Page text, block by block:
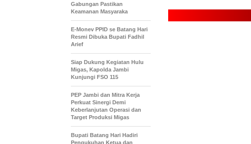
Gabungan Pastikan
Keamanan Masyaraka
E-Monev PPID se Batang Hari
Resmi Dibuka Bupati Fadhil
Arief
Siap Dukung Kegiatan Hulu
Migas, Kapolda Jambi
Kunjungi FSO 115
PEP Jambi dan Mitra Kerja
Perkuat Sinergi Demi
Keberlanjutan Operasi dan
Target Produksi Migas
Bupati Batang Hari Hadiri
Pengukuhan Ketua dan